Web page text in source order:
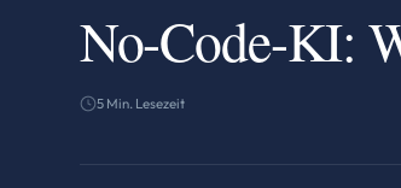
No-Code-KI:
5 Min. Lesezeit